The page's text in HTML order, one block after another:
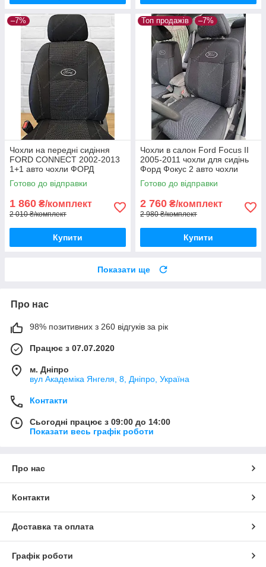
–7%
Чохли на передні сидіння
FORD CONNECT 2002-2013
1+1 авто чохли ФОРД
КОННЕКТ 1+1 зі столиками
Готово до відправки
1 860 ₴/комплект
2 010 ₴/комплект
Купити
Топ продажів –7%
Чохли в салон Ford Focus II
2005-2011 чохли для сидінь
Форд Фокус 2 авто чохли
Ford Focus 2
Готово до відправки
2 760 ₴/комплект
2 980 ₴/комплект
Купити
Показати ще
Про нас
98% позитивних з 260 відгуків за рік
Працює з 07.07.2020
м. Дніпро
вул Академіка Янгеля, 8, Дніпро, Україна
Контакти
Сьогодні працює з 09:00 до 14:00
Показати весь графік роботи
Про нас
Контакти
Доставка та оплата
Графік роботи